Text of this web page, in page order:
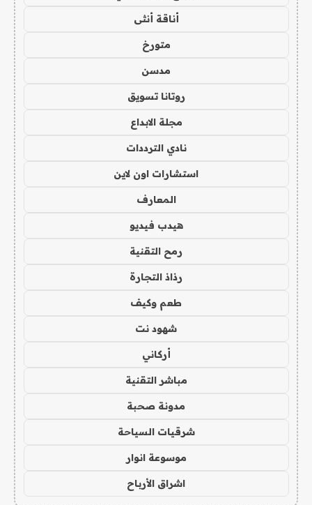
أناقة أنثى
متورخ
مدسن
روتانا تسويق
مجلة الابداع
نادي الترددات
استشارات اون لاين
المعارف
هيدب فيديو
رمح التقنية
رذاذ التجارة
طعم وكيف
شهود نت
أركاني
مباشر التقنية
مدونة صحبة
شرقيات السياحة
موسوعة انوار
اشراق الأرباح